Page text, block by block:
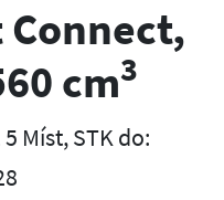
cm3
Míst, STK do: